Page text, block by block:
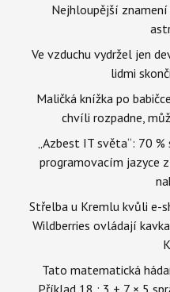
Nejhloupější
Ve vzduchu vydržel jen
lidmi
Maličká knížka po
chvíli rozpadne,
„Azbest IT světa“: 70
programovacím jazyce
Střelba u Kremlu kvůli e-
Wildberries ovládají
Tato matematická
Příklad 18 : 3 + 7 × 5